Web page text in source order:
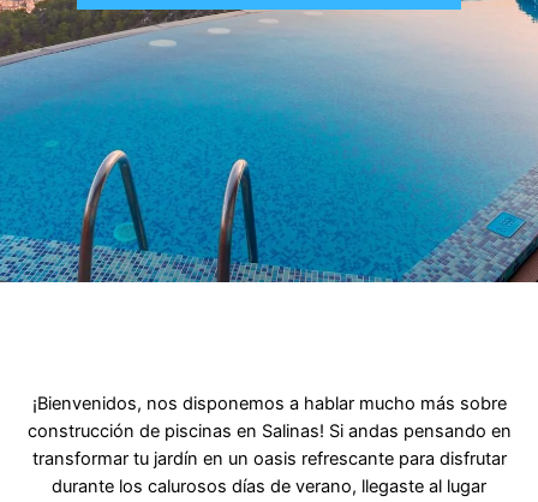
¡Bienvenidos, nos disponemos a hablar mucho más sobre
construcción de piscinas en Salinas! Si andas pensando en
transformar tu jardín en un oasis refrescante para disfrutar
durante los calurosos días de verano, llegaste al lugar